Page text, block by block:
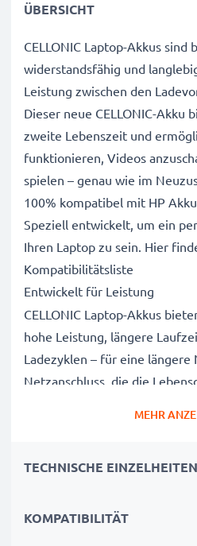
ÜBERSICHT
CELLONIC Laptop-Akkus sind
widerstandsfähig und
Leistung zwischen den
Dieser neue CELLONIC-Akku
zweite Lebenszeit und
funktionieren, Videos
spielen – genau wie im
100% kompatibel mit HP
Speziell entwickelt, um ein
Ihren Laptop zu sein. Hier
Kompatibilitätsliste
Entwickelt für Leistung
CELLONIC Laptop-Akkus
hohe Leistung, längere
Ladezyklen – für eine längere
Netzanschluss, die die
getestet, um ein optimales
Kurzschluss-, Überhitzungs- und
MEHR
TECHNISCHE EINZELHEITEN
KOMPATIBILITÄT